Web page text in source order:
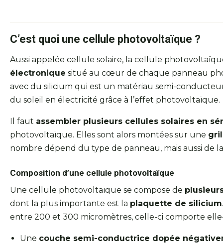
C’est quoi une cellule photovoltaïque ?
Aussi appelée cellule solaire, la cellule
électronique situé au cœur de chaque panneau
avec du silicium qui est un matériau semi-
du soleil en électricité grâce à l’effet photovoltaïque.
Il faut assembler plusieurs cellules solaires en
photovoltaïque. Elles sont alors montées sur une
nombre dépend du type de panneau, mais aussi de
Composition d’une cellule photovoltaïque
Une cellule photovoltaïque se compose de
dont la plus importante est la plaquette de silicium
entre 200 et 300 micromètres, celle-ci comporte
Une couche semi-conductrice dopée